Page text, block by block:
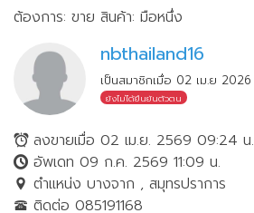
ต้องการ: ขาย สินค้า: มือหนึ่ง
nbthailand16
เป็นสมาชิกเมื่อ 02 เม.ย 2026
ยังไม่ได้ยืนยันตัวตน
ลงขายเมื่อ 02 เม.ย. 2569 09:24 น.
อัพเดท 09 ก.ค. 2569 11:09 น.
ตำแหน่ง บางจาก , สมุทรปราการ
ติดต่อ 085191168